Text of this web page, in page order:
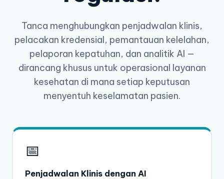
Tanca menghubungkan penjadwalan klinis,
pelacakan kredensial, pemantauan kelelahan,
pelaporan kepatuhan, dan analitik AI —
dirancang khusus untuk operasional layanan
kesehatan di mana setiap keputusan
menyentuh keselamatan pasien.
📅
Penjadwalan Klinis dengan AI